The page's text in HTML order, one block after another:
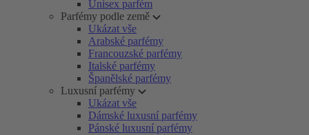
Unisex parfém
Parfémy podle země
Ukázat vše
Arabské parfémy
Francouzské parfémy
Italské parfémy
Španělské parfémy
Luxusní parfémy
Ukázat vše
Dámské luxusní parfémy
Pánské luxusní parfémy